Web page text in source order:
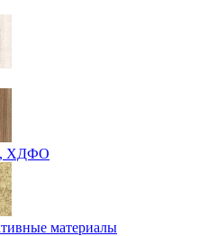
ХДФО
материалы